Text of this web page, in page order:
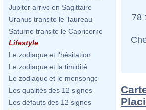
Jupiter arrive en Sagittaire
Uranus transite le Taureau
Saturne transite le Capricorne
Lifestyle
Le zodiaque et l'hésitation
Le zodiaque et la timidité
Le zodiaque et le mensonge
Les qualités des 12 signes
Les défauts des 12 signes
78